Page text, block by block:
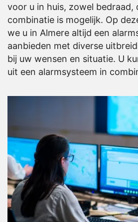
voor u in huis, zowel bedraad,
combinatie is mogelijk. Op
we u in Almere altijd een
aanbieden met diverse
bij uw wensen en situatie. U
uit een alarmsysteem in